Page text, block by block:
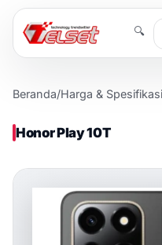
🔍
Beranda/Harga & Spesifikasi
Honor Play 10T